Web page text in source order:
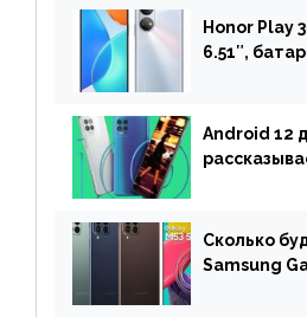
Honor Play
6.51″,
Android 12
Сколько
Samsung